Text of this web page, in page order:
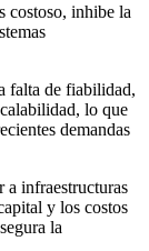
costoso, inhibe la
falta de fiabilidad,
lo que
demandas
a infraestructuras
y los costos
la